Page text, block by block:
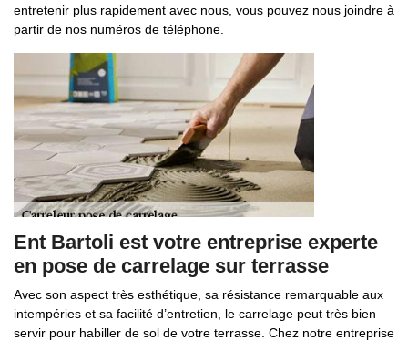
entretenir plus rapidement avec nous, vous pouvez nous joindre à
partir de nos numéros de téléphone.
Ent Bartoli est votre entreprise experte
en pose de carrelage sur terrasse
Avec son aspect très esthétique, sa résistance remarquable aux
intempéries et sa facilité d’entretien, le carrelage peut très bien
servir pour habiller de sol de votre terrasse. Chez notre entreprise